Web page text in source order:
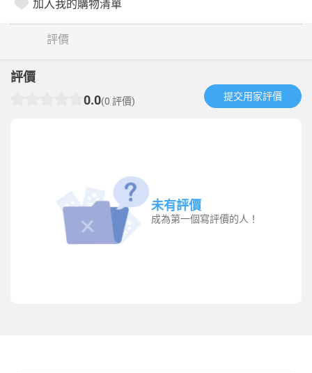
加入我的購物清單
評價
評價
0.0(0 評價) 提交用家評價​
未有評價
成為第一個寫評價的人！